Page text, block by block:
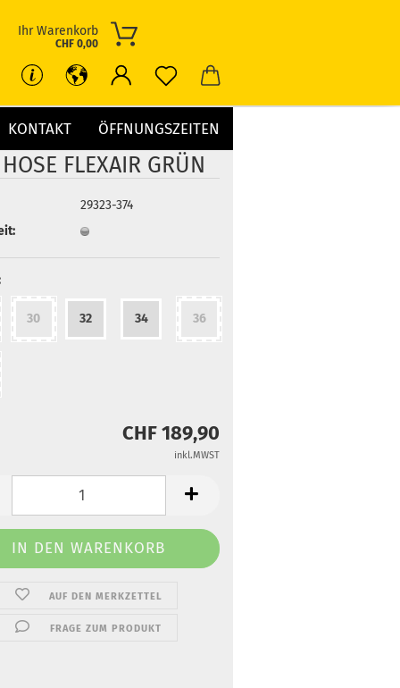
Ihr Warenkorb
CHF 0,00
KONTAKT ÖFFNUNGSZEITEN
FLEXAIR GRÜN
29323-374
30 32 34 36
CHF 189,90
inkl.MWST
AUF DEN MERKZETTEL
FRAGE ZUM PRODUKT